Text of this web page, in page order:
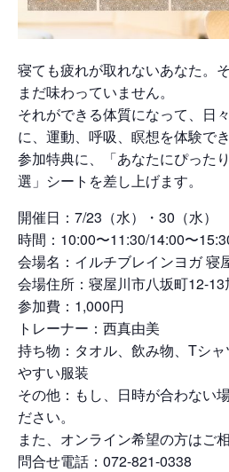
寝ても疲れが取れないあなた。
まだ味わっていません。
それができる体質になって、日
に、運動、呼吸、瞑想を体験でき
参加特典に、「あなたにぴった
選」シートを差し上げます。
開催日：7/23（水）・30（水）
時間：10:00〜11:30/14:00〜
会場名：イルチブレインヨガ 寝
会場住所：寝屋川市八坂町12-
参加費：1,000円
トレーナー：西真由美
持ち物：タオル、飲み物、Tシ
やすい服装
その他：もし、日時が合わない
ださい。
また、オンライン希望の方はご
問合せ電話：072-821-0338